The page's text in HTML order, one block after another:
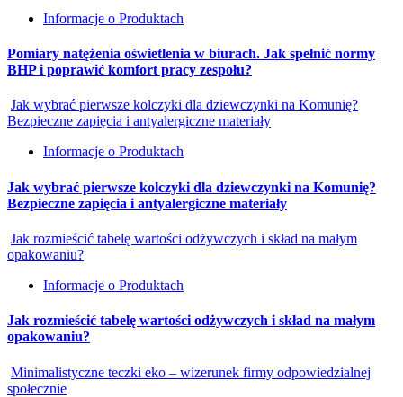
Informacje o Produktach
Pomiary natężenia oświetlenia w biurach. Jak spełnić normy
BHP i poprawić komfort pracy zespołu?
Jak wybrać pierwsze kolczyki dla dziewczynki na Komunię?
Bezpieczne zapięcia i antyalergiczne materiały
Informacje o Produktach
Jak wybrać pierwsze kolczyki dla dziewczynki na Komunię?
Bezpieczne zapięcia i antyalergiczne materiały
Jak rozmieścić tabelę wartości odżywczych i skład na małym
opakowaniu?
Informacje o Produktach
Jak rozmieścić tabelę wartości odżywczych i skład na małym
opakowaniu?
Minimalistyczne teczki eko – wizerunek firmy odpowiedzialnej
społecznie